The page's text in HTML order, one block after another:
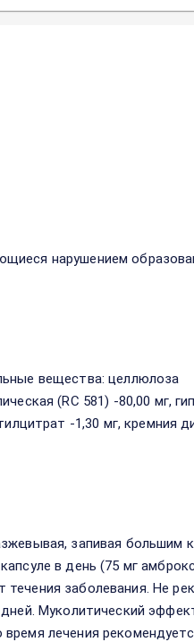
нарушением
вещества: целлюлоза
(RС 581) -80,00 мг,
-1,30 мг, кремния
запивая большим
в день (75 мг
заболевания. Не
Муколитический
лечения